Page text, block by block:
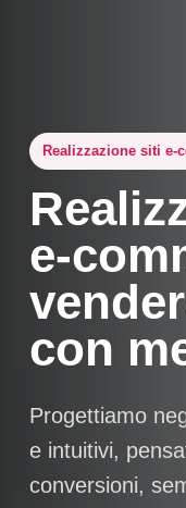
Realizzazione siti e-
e-
con
Progettiamo
e intuitivi,
conversioni,